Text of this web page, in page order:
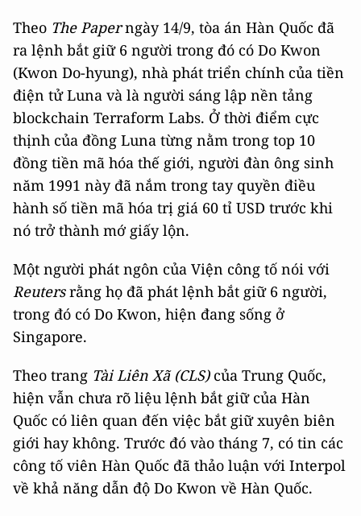
Theo The Paperngày 14/9, tòa án Hàn Quốc đã
ra lệnh bắt giữ 6 người trong đó có Do Kwon
(Kwon Do-hyung), nhà phát triển chính của tiền
điện tử Luna và là người sáng lập nền tảng
blockchain Terraform Labs. Ở thời điểm cực
thịnh của đồng Luna từng nằm trong top 10
đồng tiền mã hóa thế giới, người đàn ông sinh
năm 1991 này đã nắm trong tay quyền điều
hành số tiền mã hóa trị giá 60 tỉ USD trước khi
nó trở thành mớ giấy lộn.
Một người phát ngôn của Viện công tố nói với
Reutersrằng họ đã phát lệnh bắt giữ 6 người,
trong đó có Do Kwon, hiện đang sống ở
Singapore.
Theo trang Tài Liên Xã (CLS)của Trung Quốc,
hiện vẫn chưa rõ liệu lệnh bắt giữ của Hàn
Quốc có liên quan đến việc bắt giữ xuyên biên
giới hay không. Trước đó vào tháng 7, có tin các
công tố viên Hàn Quốc đã thảo luận với Interpol
về khả năng dẫn độ Do Kwon về Hàn Quốc.